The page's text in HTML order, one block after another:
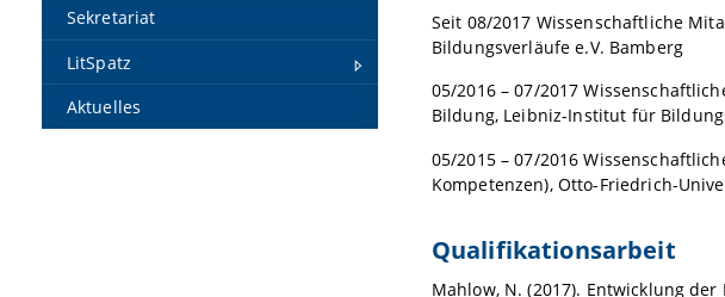
Sekretariat
LitSpatz
Aktuelles
Seit 08/2017 Wissenschaftliche
Bildungsverläufe e.V. Bamberg
05/2016 – 07/2017
Bildung, Leibniz-Institut für
05/2015 – 07/2016
Kompetenzen), Otto-Friedrich-
Qualifikationsarbeit
Mahlow, N. (2017). Entwicklung